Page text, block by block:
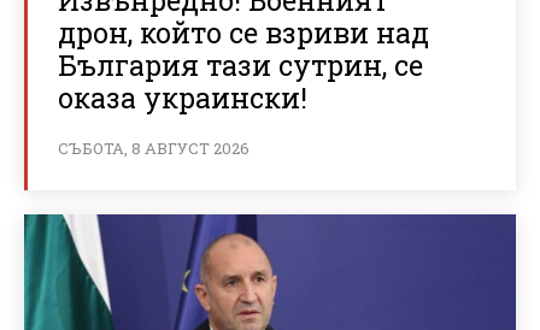
дрон, който се взриви над
България тази сутрин, се
оказа украински!
СЪБОТА, 8 АВГУСТ 2026